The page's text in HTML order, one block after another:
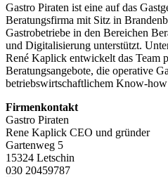
Gastro Piraten ist eine auf das
Beratungsfirma mit Sitz in
Gastrobetriebe in den Bereichen
und Digitalisierung unterstützt.
René Kaplick entwickelt das Team
Beratungsangebote, die operative
betriebswirtschaftlichem
Firmenkontakt
Gastro Piraten
Rene Kaplick CEO und gründer
Gartenweg 5
15324 Letschin
030 20459787